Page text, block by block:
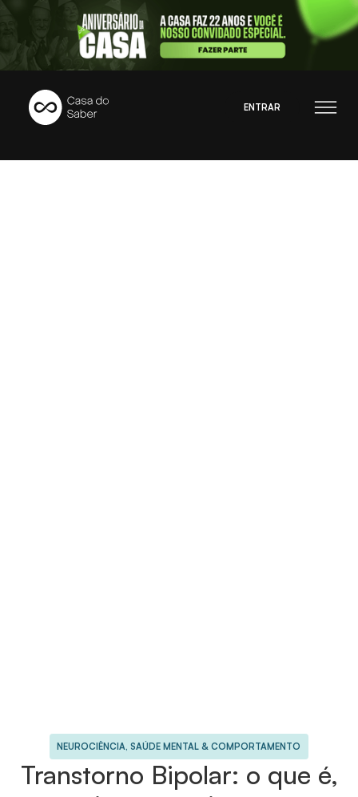
ENTRAR
NEUROCIÊNCIA, SAÚDE MENTAL & COMPORTAMENTO
Transtorno Bipolar: o que é,